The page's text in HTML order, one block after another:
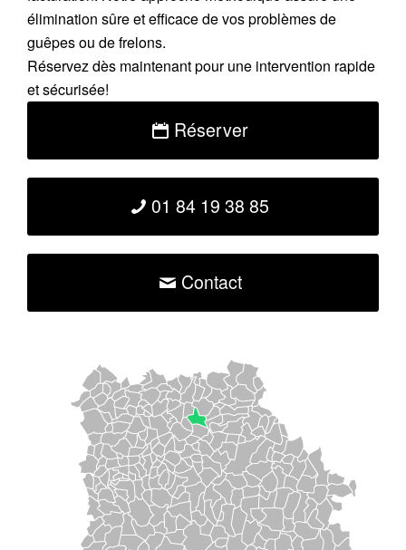
élimination sûre et efficace de vos problèmes de
guêpes ou de frelons.
Réservez dès maintenant pour une intervention rapide
et sécurisée!
Réserver
01 84 19 38 85
Contact